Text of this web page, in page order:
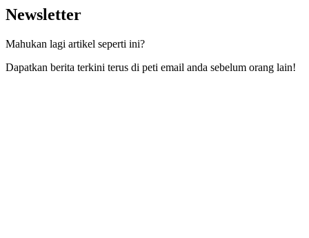
Newsletter
Mahukan lagi artikel seperti ini?
Dapatkan berita terkini terus di peti email anda sebelum orang lain!